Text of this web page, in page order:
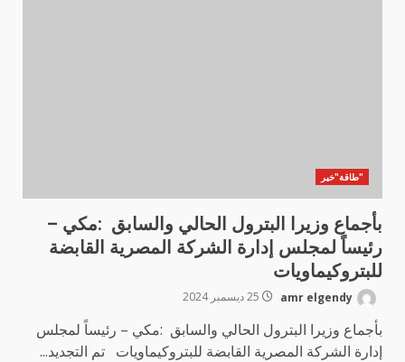
"طاقة"خير
بأجماع وزيرا البترول الحالي والسابق :مكي –
رئيساً لمجلس إدارة الشركة المصرية القابضة
للبتروكيماويات
بأجماع وزيرا البترول الحالي والسابق :مكي – رئيساً لمجلس
إدارة الشركة المصرية القابضة للبتروكيماويات تم التجديد...